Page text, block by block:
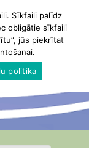
Sīkfaili palīdz
obligātie sīkfaili
jūs piekrītat
politika